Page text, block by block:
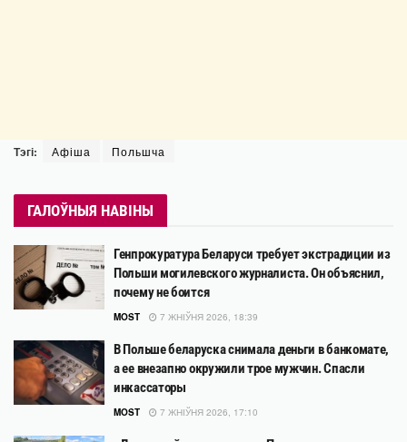
Тэгі: Афіша Польшча
ГАЛОЎНЫЯ НАВІНЫ
Генпрокуратура Беларуси требует экстрадиции из
Польши могилевского журналиста. Он объяснил,
почему не боится
MOST 7 ЖНІЎНЯ 2026, 18:39
В Польше беларуска снимала деньги в банкомате,
а ее внезапно окружили трое мужчин. Спасли
инкассаторы
MOST 7 ЖНІЎНЯ 2026, 17:10